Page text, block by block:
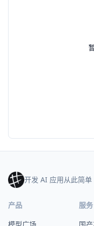
开发 AI 应用从此简单
产品
服务